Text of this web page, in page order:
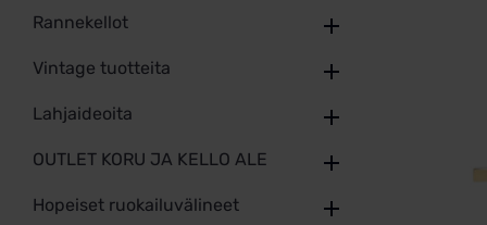
Rannekellot
Vintage tuotteita
Lahjaideoita
OUTLET KORU JA KELLO ALE
Hopeiset ruokailuvälineet